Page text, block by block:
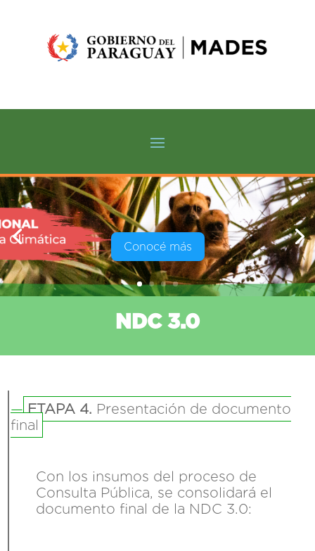
Conocé más
NDC 3.0
— ETAPA 4. Presentación de documento
final
Con los insumos del proceso de
Consulta Pública, se consolidará el
documento final de la NDC 3.0: